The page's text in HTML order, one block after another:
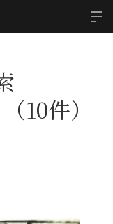
10件）